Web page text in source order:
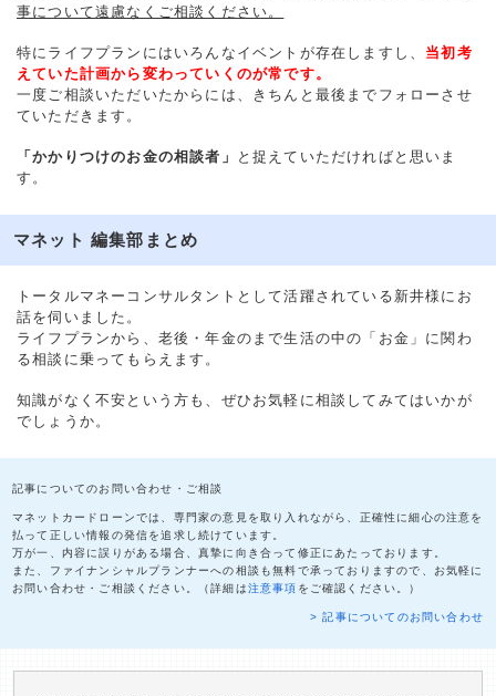
事について遠慮なくご相談ください。
特にライフプランにはいろんなイベントが存在しますし、 当初考
えていた計画から変わっていくのが常です。
一度ご相談いただいたからには、きちんと最後までフォローさせ
ていただきます。
「かかりつけのお金の相談者」
と捉えていただければと思いま
す。
マネット 編集部まとめ
トータルマネーコンサルタントとして活躍されている新井様にお
話を伺いました。
ライフプランから、老後・年金のまで生活の中の「お金」に関わ
る相談に乗ってもらえます。
知識がなく不安という方も、ぜひお気軽に相談してみてはいかが
でしょうか。
記事についてのお問い合わせ・ご相談
マネットカードローンでは、専門家の意見を取り入れながら、正確性に細心の注意を
払って正しい情報の発信を追求し続けています。
万が一、内容に誤りがある場合、真摯に向き合って修正にあたっております。
また、ファイナンシャルプランナーへの相談も無料で承っておりますので、お気軽に
お問い合わせ・ご相談ください。（詳細は注意事項 をご確認ください。）
> 記事についてのお問い合わせ